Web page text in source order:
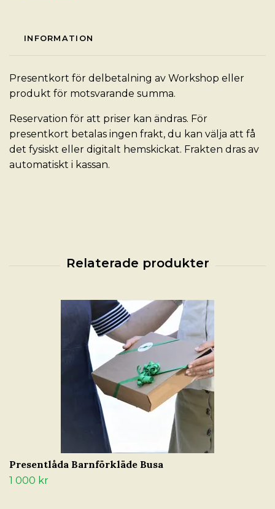
INFORMATION
Presentkort för delbetalning av Workshop eller
produkt för motsvarande summa.
Reservation för att priser kan ändras. För
presentkort betalas ingen frakt, du kan välja att få
det fysiskt eller digitalt hemskickat. Frakten dras av
automatiskt i kassan.
Presentlåda Barnförkläde Busa
1 000 kr